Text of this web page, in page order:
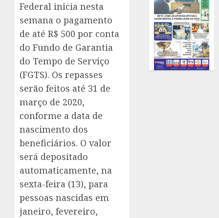
Federal inicia nesta
semana o pagamento
de até R$ 500 por conta
do Fundo de Garantia
do Tempo de Serviço
(FGTS). Os repasses
serão feitos até 31 de
março de 2020,
conforme a data de
nascimento dos
beneficiários. O valor
será depositado
automaticamente, na
sexta-feira (13), para
pessoas nascidas em
janeiro, fevereiro,